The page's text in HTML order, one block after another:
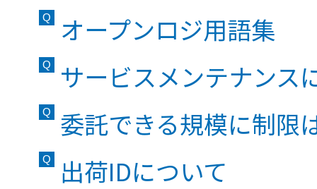
オープンロジ用語集
サービスメンテナンス
委託できる規模に制限
出荷IDについて